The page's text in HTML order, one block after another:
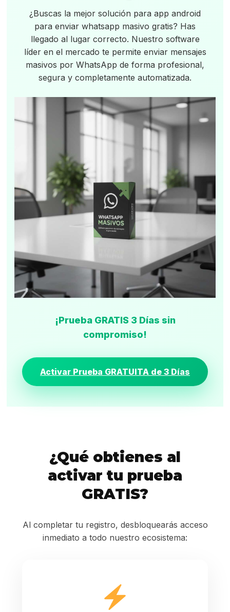
¿Buscas la mejor solución para app android
para enviar whatsapp masivo gratis? Has
llegado al lugar correcto. Nuestro software
líder en el mercado te permite enviar mensajes
masivos por WhatsApp de forma profesional,
segura y completamente automatizada.
¡Prueba GRATIS 3 Días sin
compromiso!
Activar Prueba GRATUITA de 3 Días
¿Qué obtienes al
activar tu prueba
GRATIS?
Al completar tu registro, desbloquearás acceso
inmediato a todo nuestro ecosistema: